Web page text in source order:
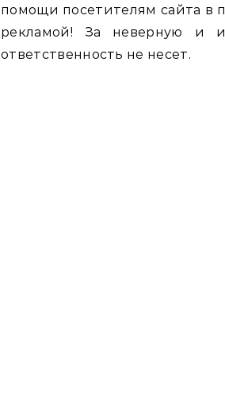
помощи посетителям сайта в
рекламой! За неверную и
ответственность не несет.